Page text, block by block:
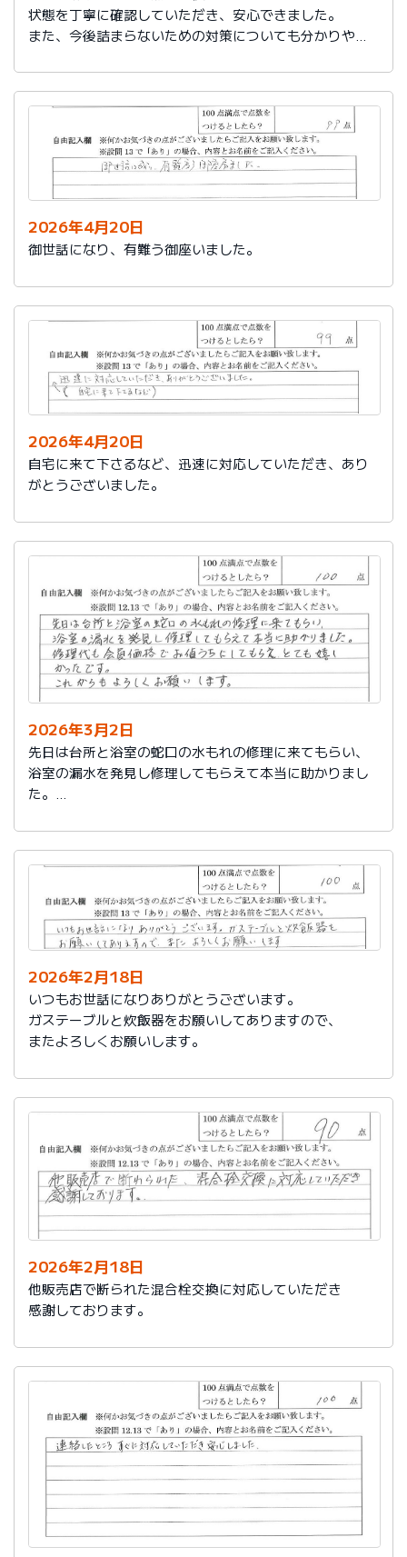
状態を丁寧に確認していただき、安心できました。
また、今後詰まらないための対策についても分かりやす
ありがとうございました。
2026年4月20日
御世話になり、有難う御座いました。
2026年4月20日
自宅に来て下さるなど、迅速に対応していただき、あり
がとうございました。
2026年3月2日
先日は台所と浴室の蛇口の水もれの修理に来てもらい、
浴室の漏水を発見し修理してもらえて本当に助かりまし
た。
かったです。
これからもよろしくお願いします。
2026年2月18日
いつもお世話になりありがとうございます。
ガステーブルと炊飯器をお願いしてありますので、
またよろしくお願いします。
2026年2月18日
他販売店で断られた混合栓交換に対応していただき
感謝しております。